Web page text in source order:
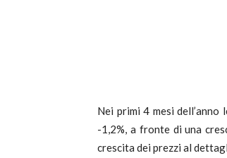
Nei primi 4 mesi
-1,2%, a fronte di una
crescita dei prezzi al